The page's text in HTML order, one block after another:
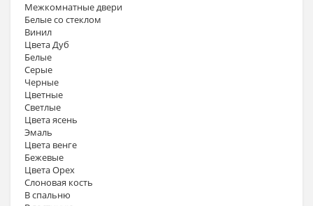
Межкомнатные двери
Белые со стеклом
Винил
Цвета Дуб
Белые
Серые
Черные
Цветные
Светлые
Цвета ясень
Эмаль
Цвета венге
Бежевые
Цвета Орех
Слоновая кость
В спальню